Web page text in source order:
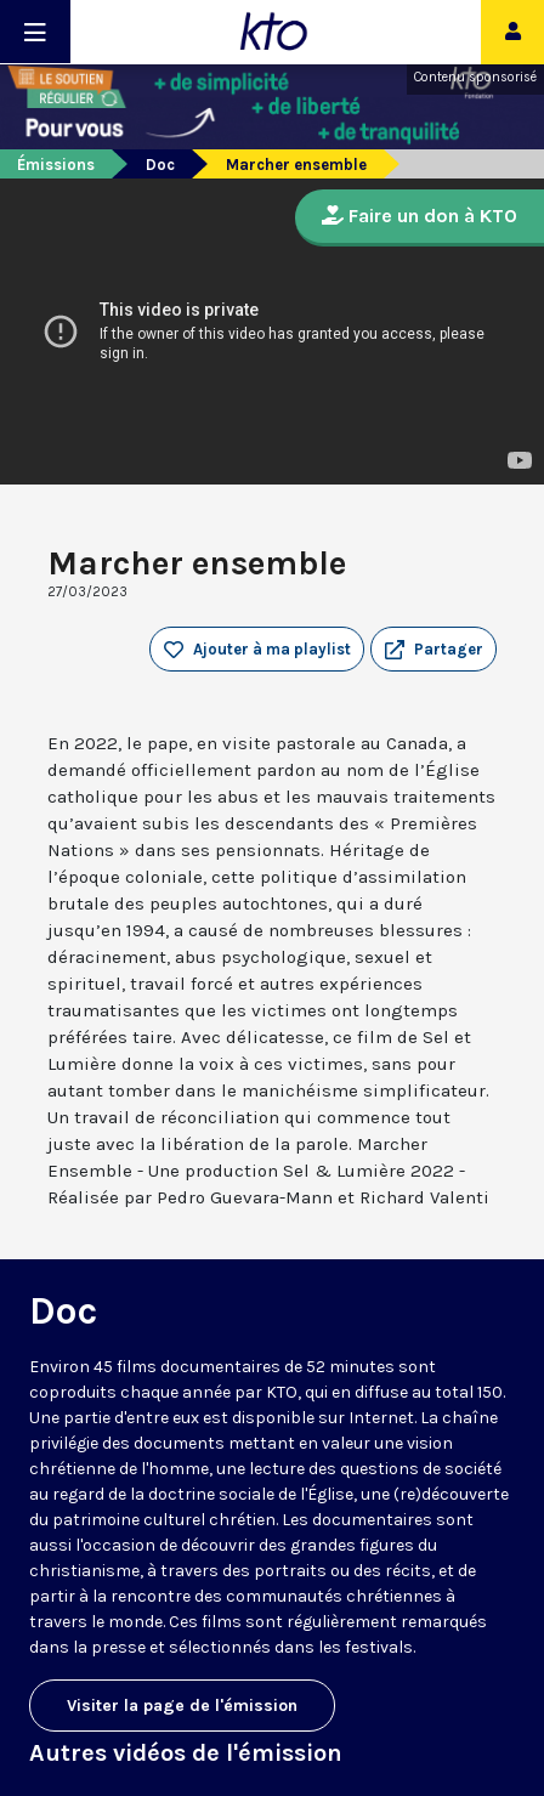
Contenu sponsorisé
Émissions Doc Marcher ensemble
Marcher ensemble
27/03/2023
Partager
Ajouter à ma playlist
En 2022, le pape, en visite pastorale au Canada, a
demandé officiellement pardon au nom de l’Église
catholique pour les abus et les mauvais traitements
qu’avaient subis les descendants des « Premières
Nations » dans ses pensionnats. Héritage de
l’époque coloniale, cette politique d’assimilation
brutale des peuples autochtones, qui a duré
jusqu’en 1994, a causé de nombreuses blessures :
déracinement, abus psychologique, sexuel et
spirituel, travail forcé et autres expériences
traumatisantes que les victimes ont longtemps
préférées taire. Avec délicatesse, ce film de Sel et
Lumière donne la voix à ces victimes, sans pour
autant tomber dans le manichéisme simplificateur.
Un travail de réconciliation qui commence tout
juste avec la libération de la parole. Marcher
Ensemble - Une production Sel & Lumière 2022 -
Réalisée par Pedro Guevara-Mann et Richard Valenti
Doc
Environ 45 films documentaires de 52 minutes sont
coproduits chaque année par KTO, qui en diffuse au total 150.
Une partie d'entre eux est disponible sur Internet. La chaîne
privilégie des documents mettant en valeur une vision
chrétienne de l'homme, une lecture des questions de société
au regard de la doctrine sociale de l'Église, une (re)découverte
du patrimoine culturel chrétien. Les documentaires sont
aussi l'occasion de découvrir des grandes figures du
christianisme, à travers des portraits ou des récits, et de
partir à la rencontre des communautés chrétiennes à
travers le monde. Ces films sont régulièrement remarqués
dans la presse et sélectionnés dans les festivals.
Visiter la page de l'émission
Autres vidéos de l'émission
Faire un don à KTO